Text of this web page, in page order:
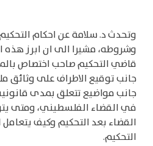
وتحدث د. سلامة عن احكام
وشروطه، مشيرا الى ان ابرز
قاضي التحكيم صاحب اختصاص
جانب توقيع الاطراف على وثائق
جانب مواضيع تتعلق بمدى
في القضاء الفلسطيني، ومتى
القضاء بعد التحكيم وكيف
التحكيم.